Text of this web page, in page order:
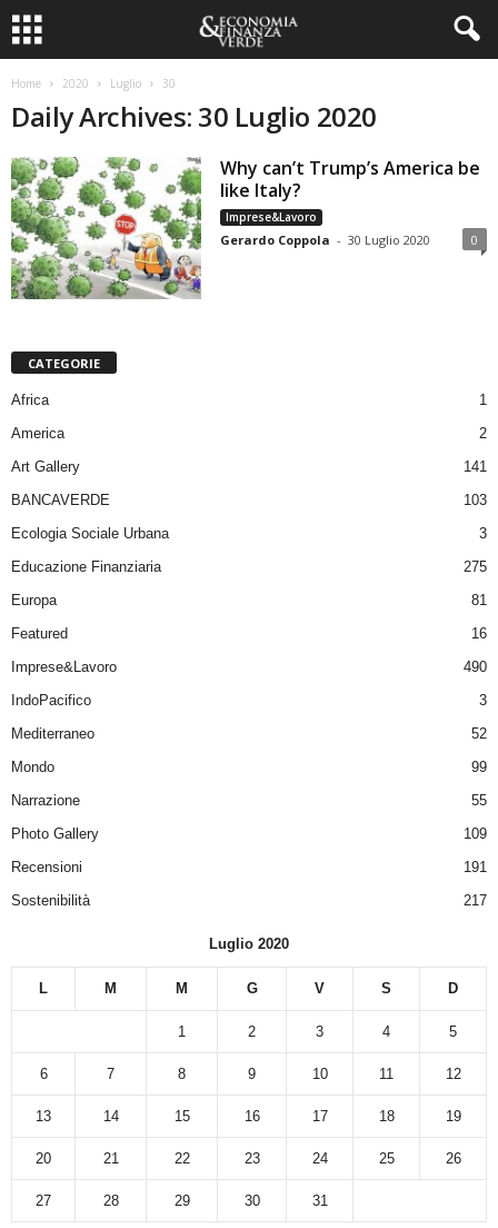
Home 2020 Luglio 30
Daily Archives: 30 Luglio 2020
Why can’t Trump’s America be
like Italy?
Imprese&Lavoro
Gerardo Coppola - 30 Luglio 2020 0
CATEGORIE
Africa
1
America
2
Art Gallery
141
BANCAVERDE
103
Ecologia Sociale Urbana
3
Educazione Finanziaria
275
Europa
81
Featured
16
Imprese&Lavoro
490
IndoPacifico
3
Mediterraneo
52
Mondo
99
Narrazione
55
Photo Gallery
109
Recensioni
191
Sostenibilità
217
Luglio 2020
L M M G V S D
1 2 3 4 5
6 7 8 9 10 11 12
13 14 15 16 17 18 19
20 21 22 23 24 25 26
27 28 29 30
31